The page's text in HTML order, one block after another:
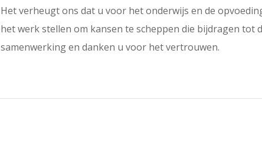
Het verheugt ons dat u voor het onderwijs en de
het werk stellen om kansen te scheppen die bijdragen
samenwerking en danken u voor het vertrouwen.